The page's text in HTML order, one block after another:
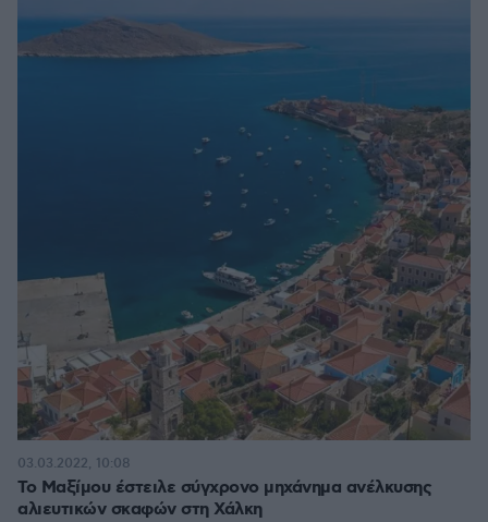
Το Μαξίμου έστειλε σύγχρονο μηχάνημα ανέλκυσης
αλιευτικών σκαφών στη Χάλκη
03.03.2022, 10:08